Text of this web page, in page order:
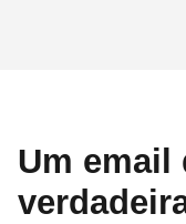
Um email